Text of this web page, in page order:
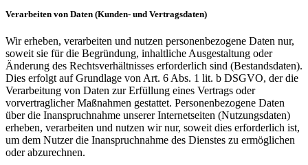
Verarbeiten von Daten (Kunden- und Vertragsdaten)
Wir erheben, verarbeiten und nutzen personenbezogene Daten nur,
soweit sie für die Begründung, inhaltliche Ausgestaltung oder
Änderung des Rechtsverhältnisses erforderlich sind (Bestandsdaten).
Dies erfolgt auf Grundlage von Art. 6 Abs. 1 lit. b DSGVO, der die
Verarbeitung von Daten zur Erfüllung eines Vertrags oder
vorvertraglicher Maßnahmen gestattet. Personenbezogene Daten
über die Inanspruchnahme unserer Internetseiten (Nutzungsdaten)
erheben, verarbeiten und nutzen wir nur, soweit dies erforderlich ist,
um dem Nutzer die Inanspruchnahme des Dienstes zu ermöglichen
oder abzurechnen.